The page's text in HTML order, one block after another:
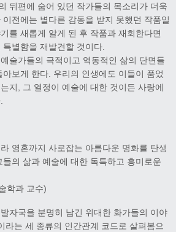
뒤편에 숨어 있던 작가들의 목소리가 더욱
전에는 별다른 감동을 받지 못했던 작품일
를 새롭게 알게 된 후 작품과 재회한다면
별함을 재발견할 것이다.
술가들의 극적이고 역동적인 삶의 단면들
보게 한다. 우리의 인생에도 이들이 품었
지, 그 열정이 예술에 대한 것이든 사랑에
영혼까지 사로잡는 아름다운 명화를 탄생
의 삶과 예술에 대한 독특하고 흥미로운
학과 교수)
자국을 분명히 남긴 위대한 화가들의 이야
라는 세 종류의 인간관계 코드로 살펴봄으